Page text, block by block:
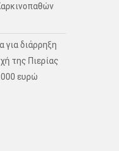
για διάρρηξη
της Πιερίας
ευρώ